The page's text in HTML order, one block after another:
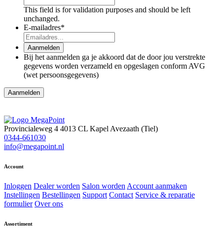
This field is for validation purposes and should be left
unchanged.
E-mailadres*
Aanmelden
Bij het aanmelden ga je akkoord dat de door jou verstrekte
gegevens worden verzameld en opgeslagen conform AVG
(wet persoonsgegevens)
Provincialeweg 4 4013 CL Kapel Avezaath (Tiel)
0344-661030
info@megapoint.nl
Account
Inloggen Dealer worden Salon worden Account aanmaken
Instellingen Bestellingen Support Contact Service & reparatie
formulier Over ons
Assortiment